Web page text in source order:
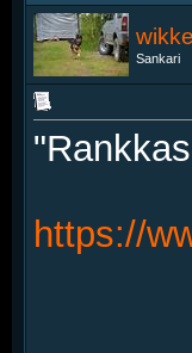
wikke
Sankari
https://